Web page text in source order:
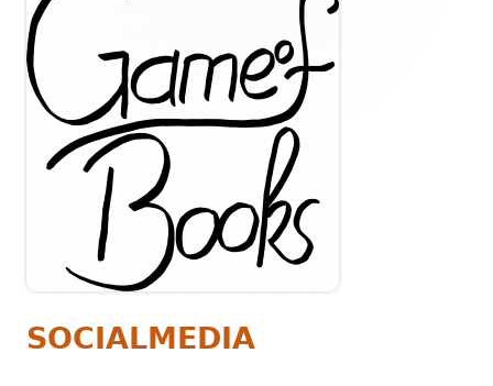
Seitenleiste
SOCIALMEDIA